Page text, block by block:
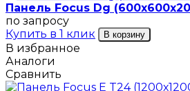
Панель Focus Dg
по запросу
Купить в 1 клик
В корзину
В избранное
Аналоги
Сравнить